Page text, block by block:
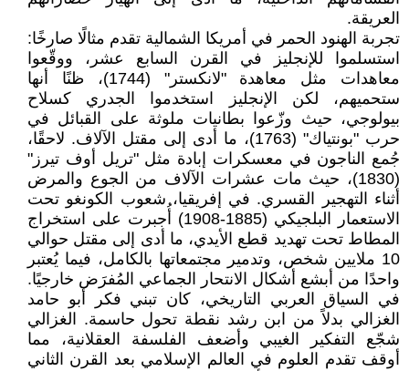
العريقة.
تجربة الهنود الحمر في أمريكا الشمالية تقدم مثالًا صارخًا:
استسلموا للإنجليز في القرن السابع عشر، ووقّعوا
معاهدات مثل معاهدة "لانكستر" (1744)، ظنًا أنها
ستحميهم، لكن الإنجليز استخدموا الجدري كسلاح
بيولوجي، حيث وزّعوا بطانيات ملوثة على القبائل في
حرب "بونتياك" (1763)، ما أدى إلى مقتل الآلاف. لاحقًا،
جُمع الناجون في معسكرات إبادة مثل "تريل أوف تيرز"
(1830)، حيث مات عشرات الآلاف من الجوع والمرض
أثناء التهجير القسري. في إفريقيا، شعوب الكونغو تحت
الاستعمار البلجيكي (1885-1908) أُجبرت على استخراج
المطاط تحت تهديد قطع الأيدي، ما أدى إلى مقتل حوالي
10 ملايين شخص، وتدمير مجتمعاتها بالكامل، فيما يُعتبر
واحدًا من أبشع أشكال الانتحار الجماعي المُفرَض خارجيًا.
في السياق العربي التاريخي، كان تبني فكر أبو حامد
الغزالي بدلاً من ابن رشد نقطة تحول حاسمة. الغزالي
شجّع التفكير الغيبي وأضعف الفلسفة العقلانية، مما
أوقف تقدم العلوم في العالم الإسلامي بعد القرن الثاني